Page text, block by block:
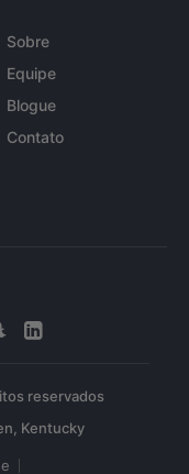
Sobre
Equipe
Blogue
Contato
reservados